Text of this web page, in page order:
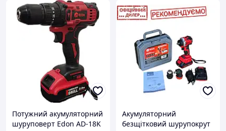
Потужний акумуляторний
шуруповерт Edon AD-18K
Акумуляторний
безщітковий шурупокрут